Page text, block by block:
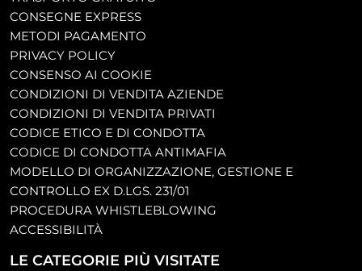
CONSEGNE EXPRESS
METODI PAGAMENTO
PRIVACY POLICY
CONSENSO AI COOKIE
CONDIZIONI DI VENDITA AZIENDE
CONDIZIONI DI VENDITA PRIVATI
CODICE ETICO E DI CONDOTTA
CODICE DI CONDOTTA ANTIMAFIA
MODELLO DI ORGANIZZAZIONE, GESTIONE E
CONTROLLO EX D.LGS. 231/01
PROCEDURA WHISTLEBLOWING
ACCESSIBILITÀ
LE CATEGORIE PIÙ VISITATE